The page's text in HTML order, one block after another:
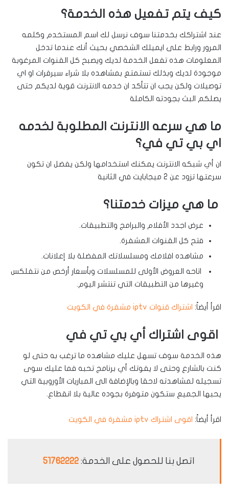
كيف يتم تفعيل هذه الخدمة؟
عند اشتراكك بخدمتنا سوف نرسل لك اسم المستخدم وكلمه
المرور ورابط على ايميلك الشخصي بحيث أنك عندما تدخل
المعلومات هذه تفعل الخدمة لديك ويصبح كل القنوات المرغوبة
موجودة لديك وبذلك تستمتع بمشاهده بلا شراء سيرفرات او اي
توصيلات ولكن يجب ان تتأكد ان خدمه الانترنت قوية لديكم حتى
يصلكم البث بجودته الكاملة
ما هي سرعه الانترنت المطلوبة لخدمه
اي بي تي في؟
ان أي شبكه الانترنت يمكنك استخدامها ولكن يفضل ان تكون
سرعتها تزود عن 2 ميجابايت في الثانية
ما هي ميزات خدمتنا؟
عرض اجدد الأفلام والبرامج والتطبيقات.
فتح كل القنوات المشفرة.
مشاهده افلامك ومسلسلاتك المفضلة بلا إعلانات.
اتاحه العروض الأولى للمسلسلات وبأسعار أرخص من نتفلكس
وغيرها من التطبيقات التي تنتشر اليوم.
اقرأ أيضاً: اشتراك قنوات iptv مشفرة في الكويت
اقوى اشتراك أي بي تي في
هذه الخدمة سوف تسهل عليك مشاهده ما ترغب به حتى لو
كنت بالشارع وحتى لا يفوتك أي برنامج تحبه فما عليك سوى
تسجيله لمشاهدته لاحقا وبالإضافة الى المباريات الأوروبية التي
يحبها الجميع ستكون متوفرة بجوده عالية بلا انقطاع.
اقرأ أيضاً: اقوى اشتراك iptv مشفرة في الكويت
اتصل بنا للحصول على الخدمة: 51762222